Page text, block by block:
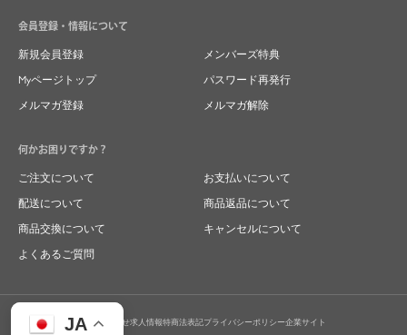
JA
会員登録・情報について
新規会員登録
メンバーズ特典
Myページトップ
パスワード再発行
メルマガ登録
メルマガ解除
何かお困りですか？
ご注文について
お支払いについて
配送について
商品返品について
商品交換について
キャンセルについて
よくあるご質問
お問い合わせ求人情報特商法表記プライバシーポリシー企業サイト